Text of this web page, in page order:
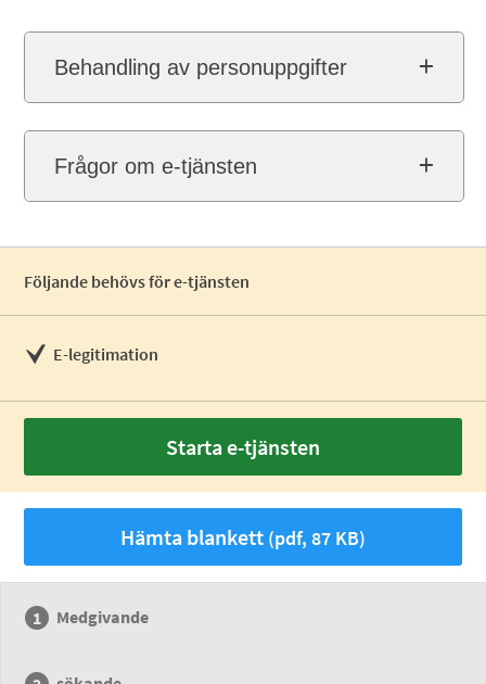
Behandling av personuppgifter
Frågor om e-tjänsten
Följande behövs för e-tjänsten
E-legitimation
Starta e-tjänsten
Hämta blankett (pdf, 87 KB)
Medgivande